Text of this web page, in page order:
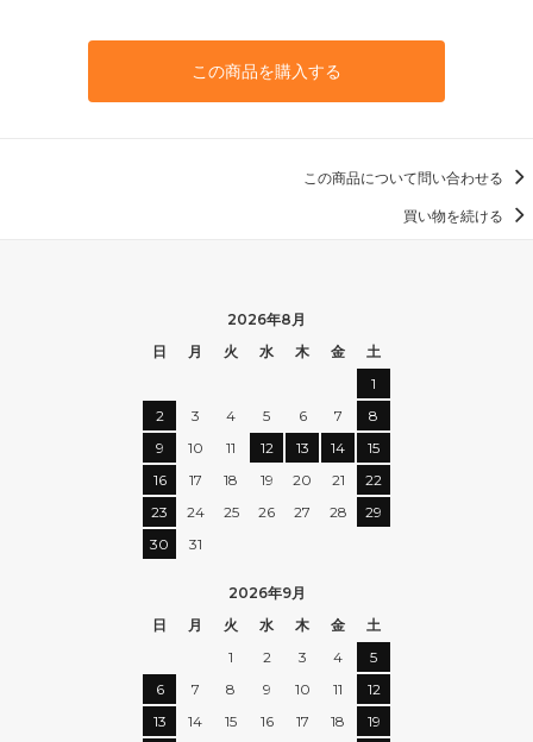
この商品を購入する
この商品について問い合わせる
買い物を続ける
2026年8月
日
月 火 水 木 金
土
1
2
3 4 5 6 7
8
9
10 11 12 13 14
15
16
17 18 19 20 21
22
23
24 25 26 27 28
29
30
31
2026年9月
日
月 火 水 木 金
土
1
2 3 4
5
6
7 8 9 10 11
12
13
14 15 16 17 18
19